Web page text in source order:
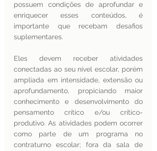
possuem condições de aprofundar e
enriquecer esses conteúdos, é
importante que recebam desafios
suplementares.
Eles devem receber atividades
conectadas ao seu nível escolar, porém
ampliada em intensidade, extensão ou
aprofundamento, propiciando maior
conhecimento e desenvolvimento do
pensamento crítico e/ou crítico-
produtivo. As atividades podem ocorrer
como parte de um programa no
contraturno escolar; fora da sala de